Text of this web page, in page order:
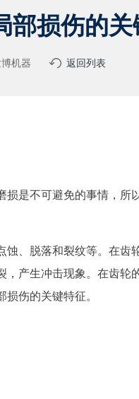
部损伤的关
机器 返回列表
损是不可避免的事情，所
蚀、脱落和裂纹等。在齿
，产生冲击现象。在齿轮
伤的关键特征。